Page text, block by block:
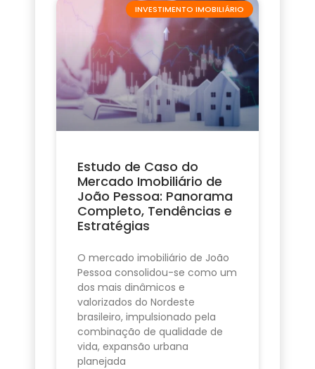
INVESTIMENTO IMOBILIÁRIO
Estudo de Caso do
Mercado Imobiliário de
João Pessoa: Panorama
Completo, Tendências e
Estratégias
O mercado imobiliário de João
Pessoa consolidou-se como um
dos mais dinâmicos e
valorizados do Nordeste
brasileiro, impulsionado pela
combinação de qualidade de
vida, expansão urbana
planejada